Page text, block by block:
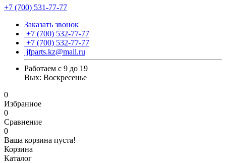
+7 (700) 531-77-77
Заказать звонок
+7 (700) 532-77-77
+7 (700) 532-77-77
jfparts.kz@mail.ru
Работаем с 9 до 19
Вых: Воскресенье
0
Избранное
0
Сравнение
0
Ваша корзина пуста!
Корзина
Каталог